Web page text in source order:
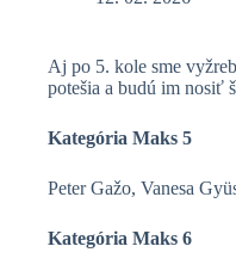
Aj po 5. kole sme
potešia a budú im nosiť
Kategória Maks 5
Peter Gažo, Vanesa
Kategória Maks 6